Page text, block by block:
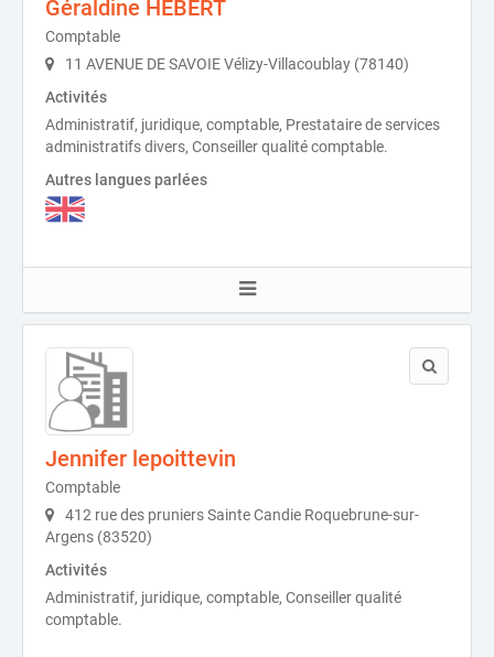
Géraldine HEBERT
Comptable
11 AVENUE DE SAVOIE Vélizy-Villacoublay (78140)
Activités
Administratif, juridique, comptable, Prestataire de services
administratifs divers, Conseiller qualité comptable.
Autres langues parlées
Jennifer lepoittevin
Comptable
412 rue des pruniers Sainte Candie Roquebrune-sur-
Argens (83520)
Activités
Administratif, juridique, comptable, Conseiller qualité
comptable.